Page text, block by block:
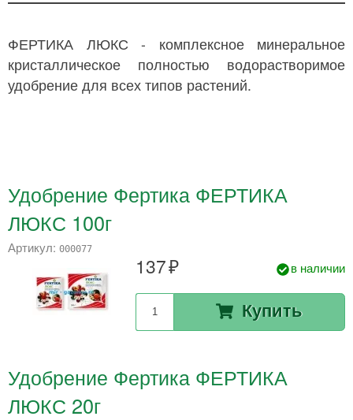
ФЕРТИКА ЛЮКС - комплексное минеральное
кристаллическое полностью водорастворимое
удобрение для всех типов растений.
Удобрение Фертика ФЕРТИКА
ЛЮКС 100г
Артикул: 000077
137 в наличии
Купить
Удобрение Фертика ФЕРТИКА
ЛЮКС 20г